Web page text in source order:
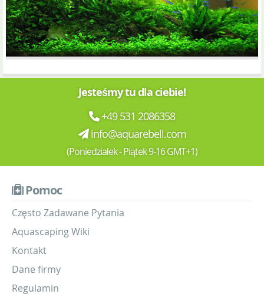
Jesteśmy tu dla ciebie!
+49 531 2086358
info@aquarebell.com
(Poniedziałek - Piątek 9-16 GMT+1)
Pomoc
Często Zadawane Pytania
Aquascaping Wiki
Kontakt
Dane firmy
Regulamin